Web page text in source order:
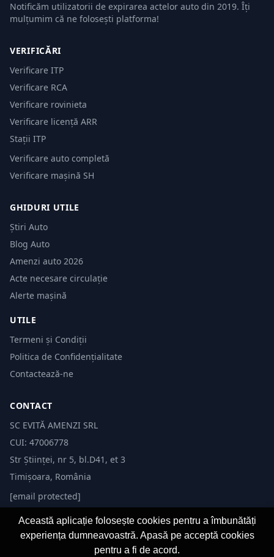
Notificăm utilizatorii de expirarea actelor auto din 2019. Îți
mulțumim că ne folosești platforma!
VERIFICĂRI
Verificare ITP
Verificare RCA
Verificare rovinieta
Verificare licență ARR
Stații ITP
Verificare auto completă
Verificare mașină SH
GHIDURI UTILE
Știri Auto
Blog Auto
Amenzi auto 2026
Acte necesare circulație
Alerte mașină
UTILE
Termeni și Condiții
Politica de Confidențialitate
Contactează-ne
CONTACT
SC EVITĂ AMENZI SRL
CUI: 47006778
Str Științei, nr 5, bl.D41, et 3
Timișoara, România
[email protected]
Această aplicație folosește cookies pentru a îmbunătăți
experiența dumneavoastră. Apasă pe acceptă cookies
pentru a fi de acord.